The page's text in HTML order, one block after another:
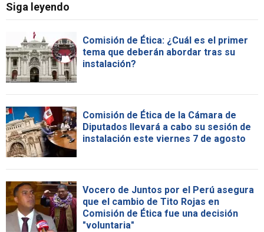
Siga leyendo
Comisión de Ética: ¿Cuál es el primer
tema que deberán abordar tras su
instalación?
Comisión de Ética de la Cámara de
Diputados llevará a cabo su sesión de
instalación este viernes 7 de agosto
Vocero de Juntos por el Perú asegura
que el cambio de Tito Rojas en
Comisión de Ética fue una decisión
"voluntaria"